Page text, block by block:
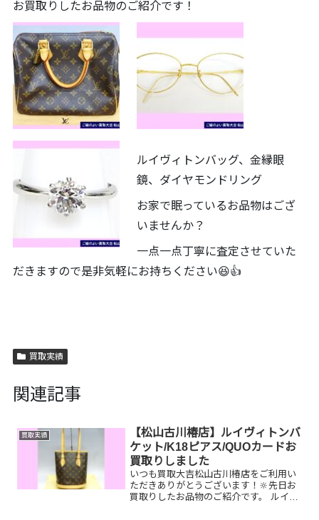
お買取りしたお品物のご紹介です！
ルイヴィトンバッグ、金縁眼
鏡、ダイヤモンドリング
お家で眠っているお品物はござ
いませんか？
一点一点丁寧に査定させていた
だきますので是非気軽にお持ちください😆👍
買取実績
関連記事
買取実績
【松山古川椿店】ルイヴィトンバ
ケット/K18ピアス/QUOカードお
買取りしました
いつも買取大吉松山古川椿店をご利用い
ただきありがとうございます！🔆先日お
買取りしたお品物のご紹介です。 ルイヴ